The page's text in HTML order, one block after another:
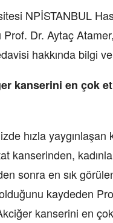
NPİSTANBUL
Prof. Dr. Aytaç
hakkında bilgi
kanserini en çok
hızla yaygınlaşan
kanserinden,
sonra en sık
kaydeden
kanserini en çok